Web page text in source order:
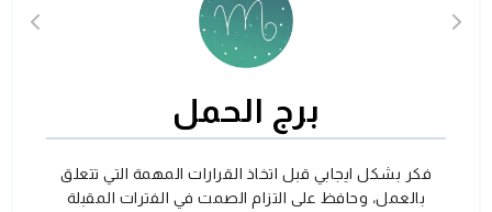
برج الحمل
فكر بشكل ايجابي قبل اتخاذ القرارات المهمة التي تتعلق
بالعمل، وحافظ على التزام الصمت في الفترات المقبلة